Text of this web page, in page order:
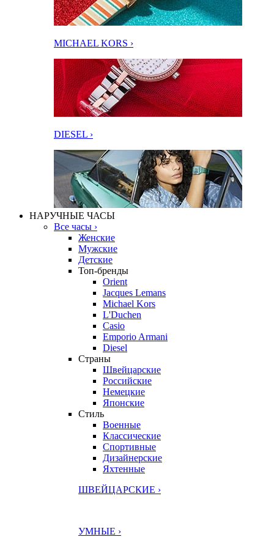
MICHAEL KORS ›
DIESEL ›
НАРУЧНЫЕ ЧАСЫ
Все часы ›
Женские
Мужские
Детские
Топ-бренды
Orient
Jacques Lemans
Michael Kors
L'Duchen
Casio
Emporio Armani
Diesel
Страны
Швейцарские
Российские
Немецкие
Японские
Стиль
Военные
Классические
Спортивные
Дизайнерские
Яхтенные
ШВЕЙЦАРСКИЕ ›
УМНЫЕ ›